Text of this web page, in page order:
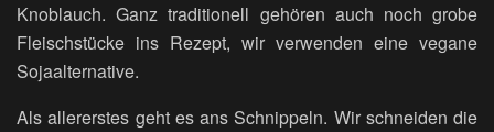
Knoblauch. Ganz traditionell gehören auch noch grobe
Fleischstücke ins Rezept, wir verwenden eine vegane
Sojaalternative.
Als allererstes geht es ans Schnippeln. Wir schneiden die